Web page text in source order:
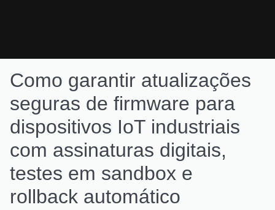
Como garantir atualizações
seguras de firmware para
dispositivos IoT industriais
com assinaturas digitais,
testes em sandbox e
rollback automático